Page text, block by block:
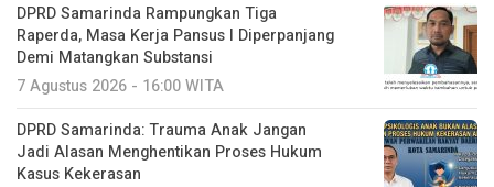
DPRD Samarinda Rampungkan Tiga
Raperda, Masa Kerja Pansus I Diperpanjang
Demi Matangkan Substansi
7 Agustus 2026 - 16:00 WITA
DPRD Samarinda: Trauma Anak Jangan
Jadi Alasan Menghentikan Proses Hukum
Kasus Kekerasan